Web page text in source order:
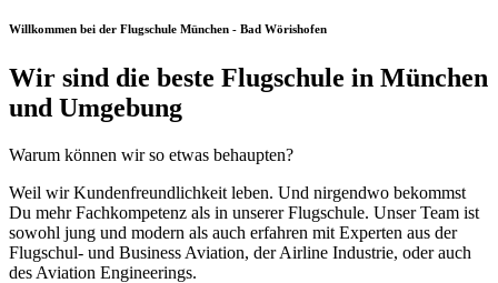
Willkommen bei der Flugschule München - Bad Wörishofen
Wir sind die beste Flugschule in München
und Umgebung
Warum können wir so etwas behaupten?
Weil wir Kundenfreundlichkeit leben. Und nirgendwo bekommst
Du mehr Fachkompetenz als in unserer Flugschule. Unser Team ist
sowohl jung und modern als auch erfahren mit Experten aus der
Flugschul- und Business Aviation, der Airline Industrie, oder auch
des Aviation Engineerings.